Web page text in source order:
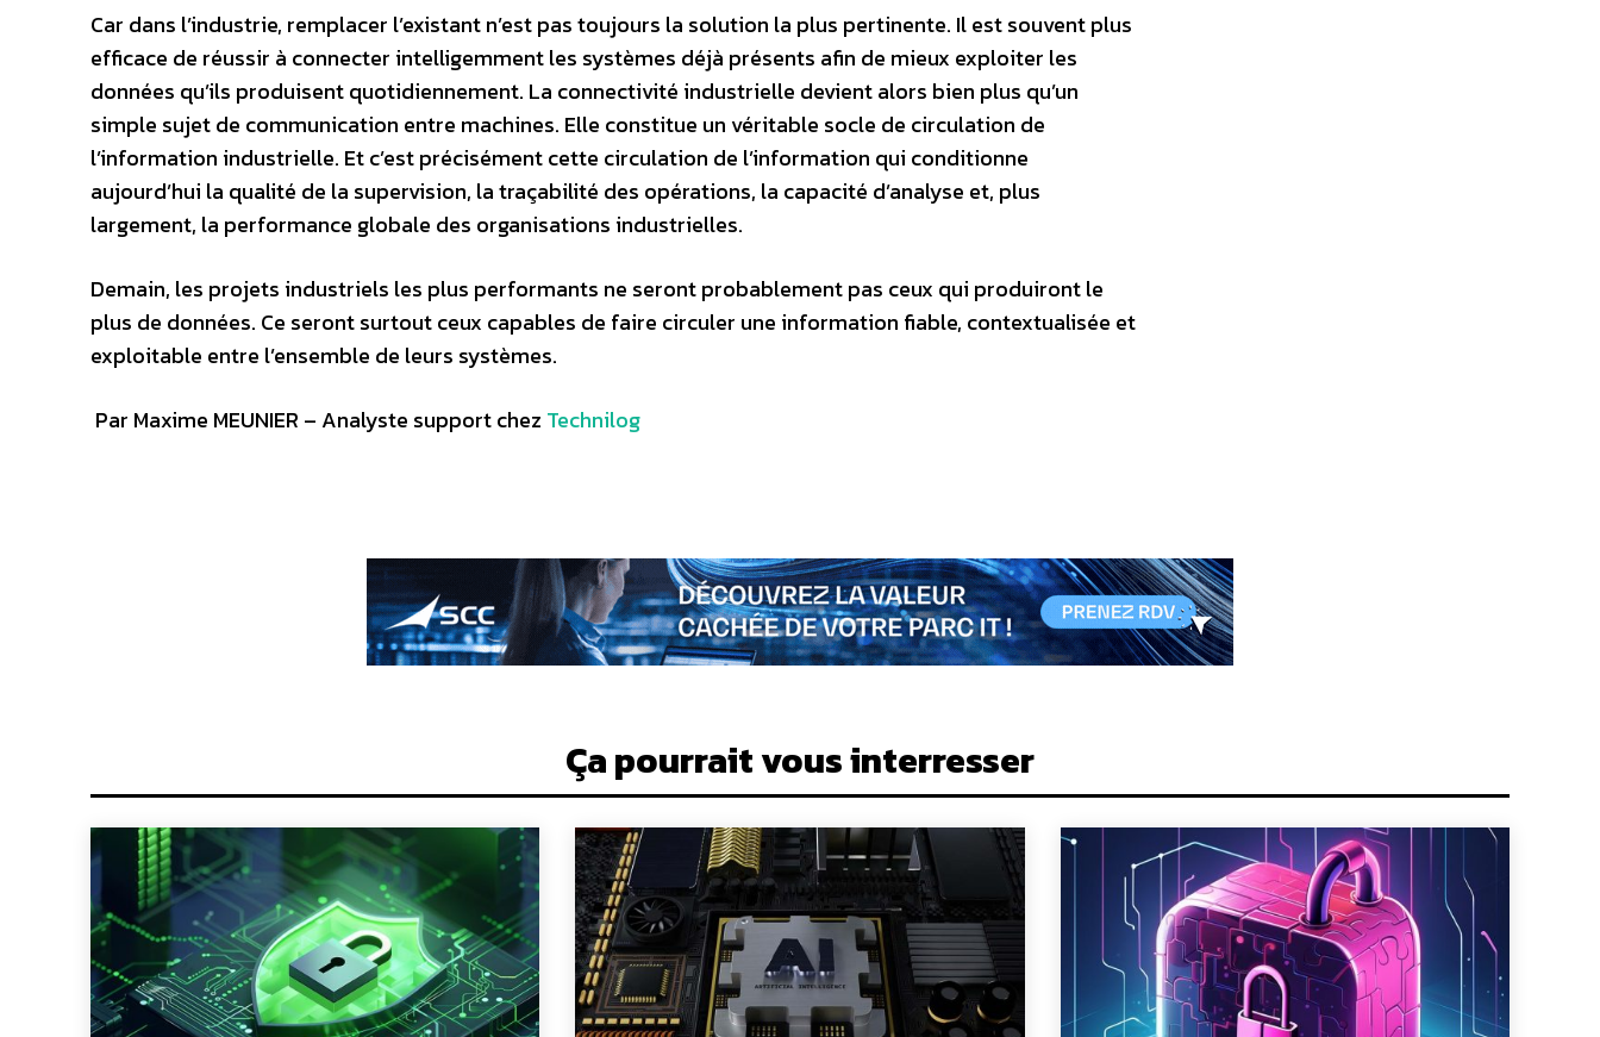
Car dans l’industrie, remplacer l’existant n’est pas toujours la solution la plus pertinente. Il est souvent plus
efficace de réussir à connecter intelligemment les systèmes déjà présents afin de mieux exploiter les
données qu’ils produisent quotidiennement. La connectivité industrielle devient alors bien plus qu’un
simple sujet de communication entre machines. Elle constitue un véritable socle de circulation de
l’information industrielle. Et c’est précisément cette circulation de l’information qui conditionne
aujourd’hui la qualité de la supervision, la traçabilité des opérations, la capacité d’analyse et, plus
largement, la performance globale des organisations industrielles.
Demain, les projets industriels les plus performants ne seront probablement pas ceux qui produiront le
plus de données. Ce seront surtout ceux capables de faire circuler une information fiable, contextualisée et
exploitable entre l’ensemble de leurs systèmes.
Par Maxime MEUNIER – Analyste support chez Technilog
Ça pourrait vous interresser